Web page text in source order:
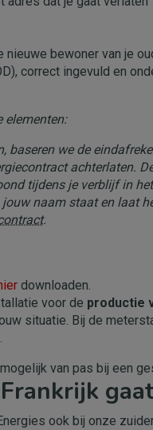
bewoner van je
correct ingevuld en
elementen:
baseren we de
achterlaten.
tijdens je verblijf in
naam staat en laat
.
downloaden.
voor de productie
situatie. Bij de
van pas bij een
ook bij onze